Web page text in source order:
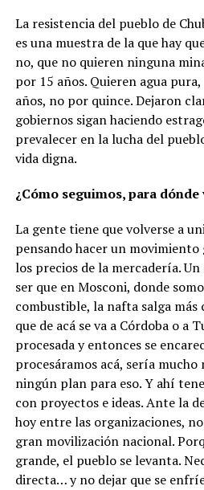
La resistencia del pueblo de
es una muestra de la que hay
no, que no quieren ninguna
por 15 años. Quieren agua
años, no por quince. Dejaron
gobiernos sigan haciendo
prevalecer en la lucha del
vida digna.
¿Cómo seguimos, para dónde
La gente tiene que volverse a
pensando hacer un movimiento
los precios de la mercadería.
ser que en Mosconi, donde
combustible, la nafta salga más
que de acá se va a Córdoba o a
procesada y entonces se
procesáramos acá, sería
ningún plan para eso. Y ahí
con proyectos e ideas. Ante la
hoy entre las organizaciones,
gran movilización nacional.
grande, el pueblo se levanta.
directa… y no dejar que se